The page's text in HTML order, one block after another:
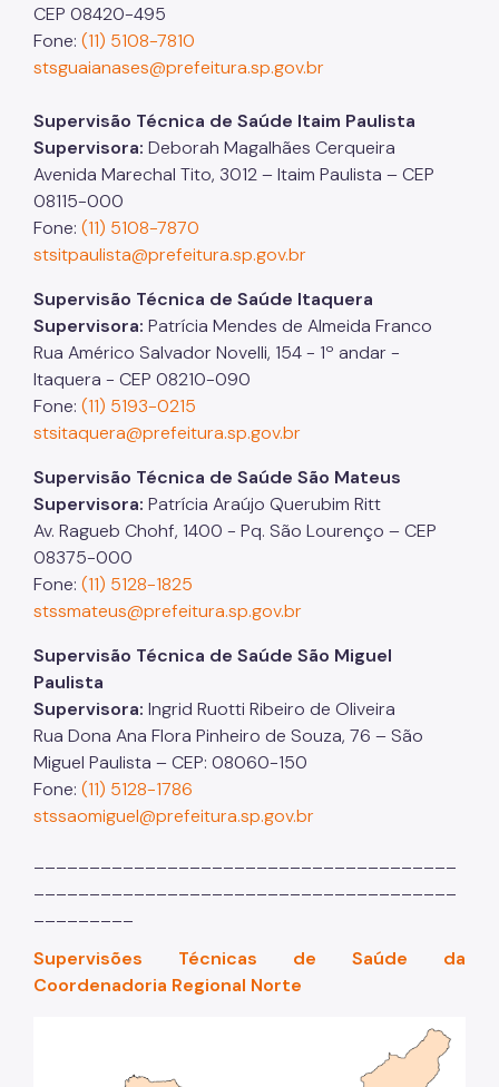
CEP 08420-495
Fone: (11) 5108-7810
stsguaianases@prefeitura.sp.gov.br
Supervisão Técnica de Saúde Itaim Paulista
Supervisora: Deborah Magalhães Cerqueira
Avenida Marechal Tito, 3012 – Itaim Paulista – CEP
08115-000
Fone: (11) 5108-7870
stsitpaulista@prefeitura.sp.gov.br
Supervisão Técnica de Saúde Itaquera
Supervisora: Patrícia Mendes de Almeida Franco
Rua Américo Salvador Novelli, 154 - 1º andar -
Itaquera - CEP 08210-090
Fone: (11) 5193-0215
stsitaquera@prefeitura.sp.gov.br
Supervisão Técnica de Saúde São Mateus
Supervisora: Patrícia Araújo Querubim Ritt
Av. Ragueb Chohf, 1400 - Pq. São Lourenço – CEP
08375-000
Fone: (11) 5128-1825
stssmateus@prefeitura.sp.gov.br
Supervisão Técnica de Saúde São Miguel
Paulista
Supervisora: Ingrid Ruotti Ribeiro de Oliveira
Rua Dona Ana Flora Pinheiro de Souza, 76 – São
Miguel Paulista – CEP: 08060-150
Fone: (11) 5128-1786
stssaomiguel@prefeitura.sp.gov.br
Supervisões Técnicas de Saúde da
Coordenadoria Regional Norte